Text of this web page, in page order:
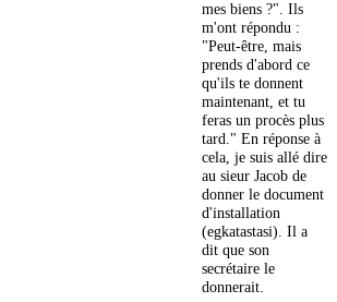
mes biens ?". Ils
m'ont répondu :
"Peut-être, mais
prends d'abord ce
qu'ils te donnent
maintenant, et tu
feras un procès plus
tard." En réponse à
cela, je suis allé dire
au sieur Jacob de
donner le document
d'installation
(egkatastasi). Il a
dit que son
secrétaire le
donnerait.